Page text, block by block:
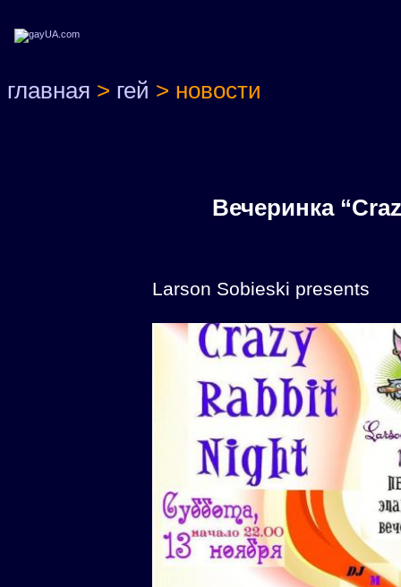
главная > гей > новости
Вечеринка
Larson Sobieski presents